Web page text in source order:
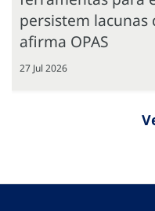
persistem lacunas
afirma OPAS
27 Jul 2026